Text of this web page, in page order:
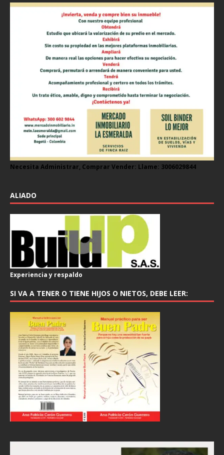
Necesita Administrar, Comprar Vender: Llame: 3006029844
ALIADO
Experiencia y respaldo
SI VA A TENER O TIENE HIJOS O NIETOS, DEBE LEER: